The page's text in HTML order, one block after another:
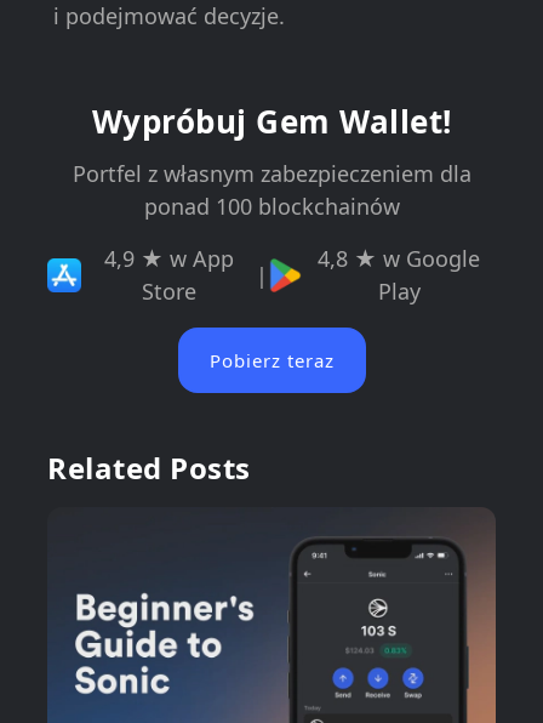
i podejmować decyzje.
Wypróbuj Gem Wallet!
Portfel z własnym zabezpieczeniem dla
ponad 100 blockchainów
4,9 ★ w App
Store
|
4,8 ★ w Google
Play
Pobierz teraz
Related Posts